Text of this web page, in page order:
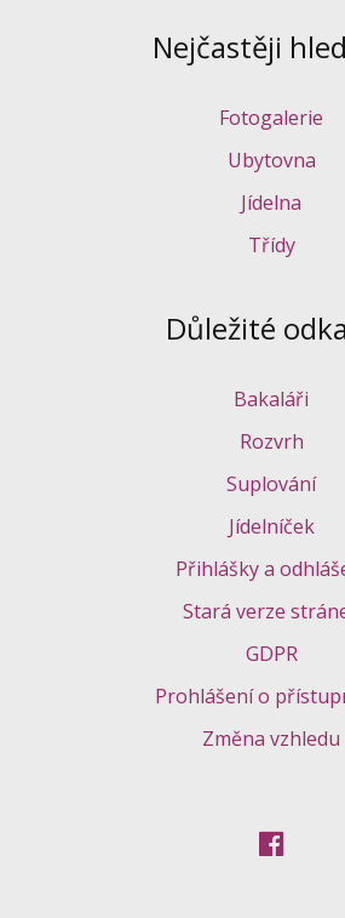
Nejčastěji
Fotogalerie
Ubytovna
Jídelna
Třídy
Důležité
Bakaláři
Rozvrh
Suplování
Jídelníček
Přihlášky a
Stará verze
GDPR
Prohlášení o
Změna vzhledu